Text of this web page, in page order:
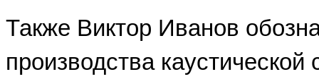
Также Виктор Иванов
производства